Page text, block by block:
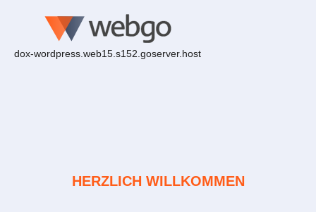
dox-wordpress.web15.s152.goserver.host
HERZLICH WILLKOMMEN